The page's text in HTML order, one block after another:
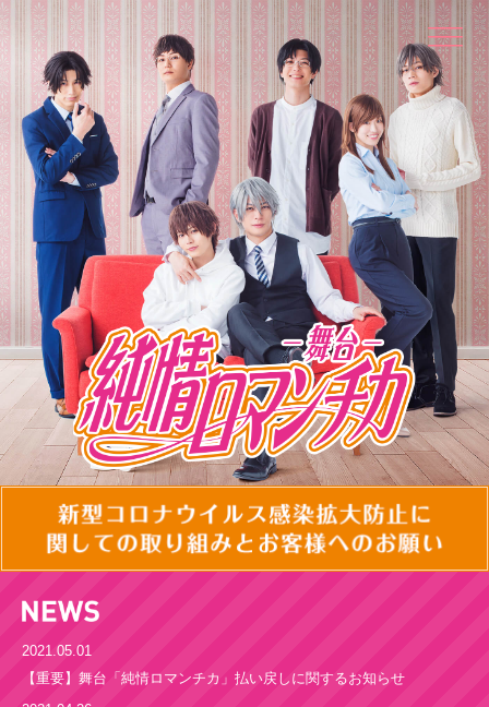
2021.05.01
【重要】舞台「純情ロマンチカ」払い戻しに関するお知らせ